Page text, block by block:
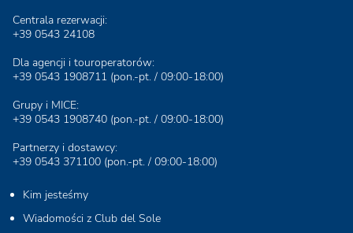
Centrala rezerwacji:
+39 0543 24108
Dla agencji i touroperatorów:
+39 0543 1908711 (pon.-pt. / 09:00-18:00)
Grupy i MICE:
+39 0543 1908740 (pon.-pt. / 09:00-18:00)
Partnerzy i dostawcy:
+39 0543 371100 (pon.-pt. / 09:00-18:00)
Kim jesteśmy
Wiadomości z Club del Sole